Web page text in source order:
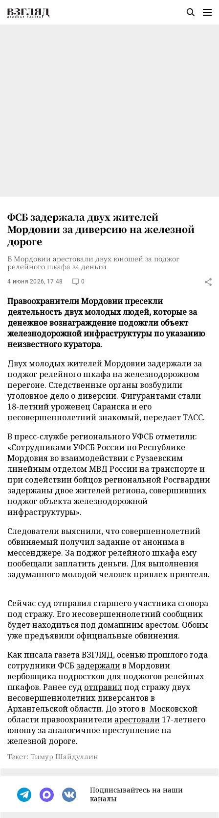
ФСБ задержала двух жителей
Мордовии за диверсию на железной
дороге
В Мордовии арестовали двух юношей за поджог
релейного шкафа за деньги
4 июня 2026, 17:48 0
Правоохранители Мордовии пресекли
деятельность двух молодых людей, которые за
денежное вознаграждение подожгли объект
железнодорожной инфраструктуры по указанию
неизвестного куратора.
Двух молодых жителей Мордовии задержали за
поджог релейного шкафа на железнодорожном
перегоне. Следственные органы возбудили
уголовное дело о диверсии. Фигурантами стали
18-летний уроженец Саранска и его
несовершеннолетний знакомый, передаетТАСС.
В пресс-службе регионального УФСБ отметили:
«Сотрудниками УФСБ России по Республике
Мордовия во взаимодействии с Рузаевским
линейным отделом МВД России на транспорте и
при содействии бойцов региональной Росгвардии
задержаны двое жителей региона, совершивших
поджог объекта железнодорожной
инфраструктуры».
Следователи выяснили, что совершеннолетний
обвиняемый получил задание от анонима в
мессенджере. За поджог релейного шкафа ему
пообещали заплатить деньги. Для выполнения
задуманного молодой человек привлек приятеля.
Сейчас суд отправил старшего участника сговора
под стражу. Его несовершеннолетний сообщник
будет находиться под домашним арестом. Обоим
уже предъявили официальные обвинения.
Как писала газета ВЗГЛЯД, осенью прошлого года
сотрудники ФСБ задержалив Мордовии
вербовщика подростков для поджогов релейных
шкафов. Ранее суд отправилпод стражу двух
несовершеннолетних диверсантов в
Архангельской области. До этого в Московской
области правоохранители арестовали 17-летнего
юношу за аналогичное преступление на
железной дороге.
Текст: Тимур Шайдуллин
Подписывайтесь на наши
каналы